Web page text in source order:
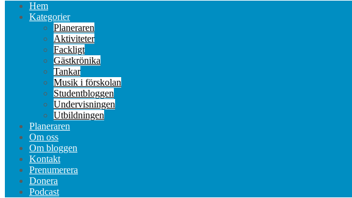
Hem
Kategorier
Planeraren
Aktiviteter
Fackligt
Gästkrönika
Tankar
Musik i förskolan
Studentbloggen
Undervisningen
Utbildningen
Planeraren
Om oss
Om bloggen
Kontakt
Prenumerera
Donera
Podcast